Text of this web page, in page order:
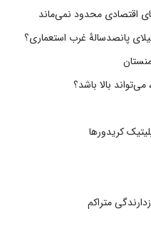
اقتصادی محدود نمی‌ماند
پانصدسالۀ غرب استعماری؟
بالا باشد؟
کریدورها
متراکم